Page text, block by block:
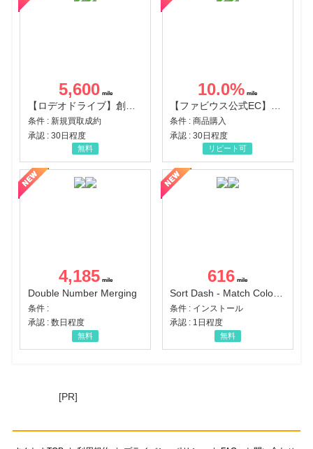
5,600
【ロデオドライブ】創業70年の信頼と高価買取を実現！ブランド品・貴金属の無料査定
条件 : 新規買取成約
承認 : 30日程度
無料
10.0%
【ファビウス公式EC】すべての女性を美しくをテーマにした商品で女性の美を応援しています
条件 : 商品購入
承認 : 30日程度
リピート可
4,185
Double Number Merging
条件 :
承認 : 数日程度
無料
616
条件 : インストール
承認 : 1日程度
無料
[PR]